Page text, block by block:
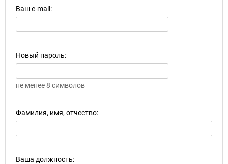
Ваш e-mail:
Новый пароль:
не менее 8 символов
Фамилия, имя, отчество:
Ваша должность: